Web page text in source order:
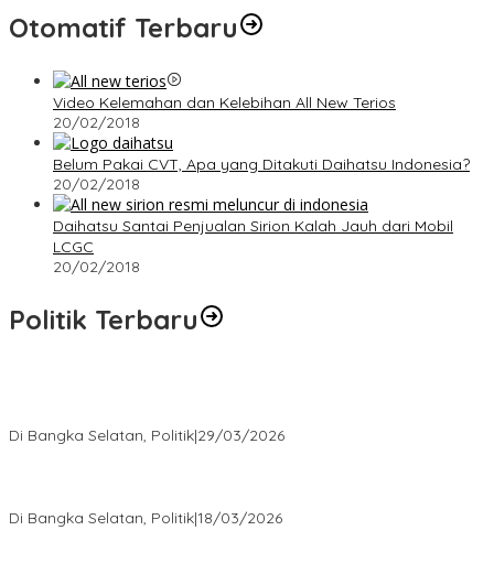
Otomatif Terbaru
Video Kelemahan dan Kelebihan All New Terios
20/02/2018
Belum Pakai CVT, Apa yang Ditakuti Daihatsu Indonesia?
20/02/2018
Daihatsu Santai Penjualan Sirion Kalah Jauh dari Mobil
LCGC
20/02/2018
Politik Terbaru
Di Bangka Selatan, Politik|29/03/2026
Di Bangka Selatan, Politik|18/03/2026